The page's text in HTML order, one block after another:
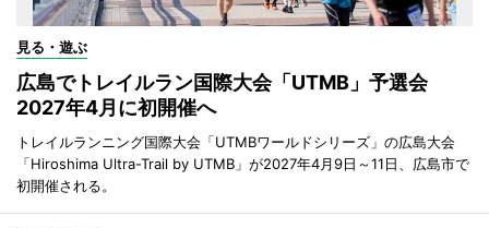
見る・遊ぶ
広島でトレイルラン国際大会「UTMB」予選会
2027年4月に初開催へ
トレイルランニング国際大会「UTMBワールドシリーズ」の広島大会
「Hiroshima Ultra-Trail by UTMB」が2027年4月9日～11日、広島市で
初開催される。